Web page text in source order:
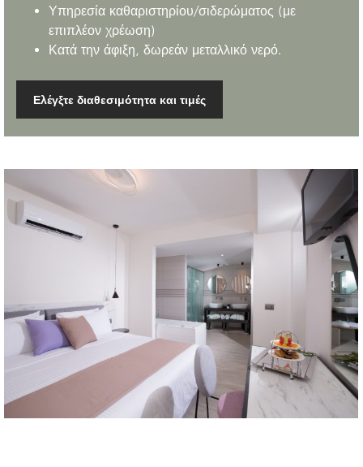
Υπηρεσία καθαριστηρίου/σιδερώματος (με
επιπλέον χρέωση)
Κατά την άφιξη, δωρεάν μεταλλικό νερό.
Ελέγξτε διαθεσιμότητα και τιμές